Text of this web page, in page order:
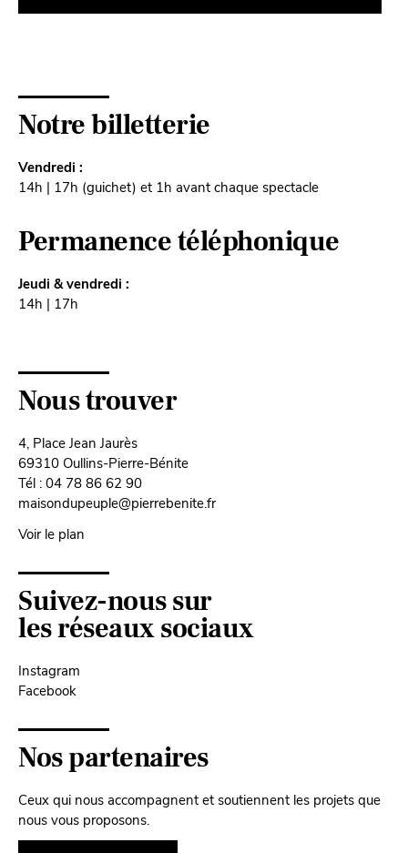
Notre billetterie
Vendredi :
14h | 17h (guichet) et 1h avant chaque spectacle
Permanence téléphonique
Jeudi & vendredi :
14h | 17h
Nous trouver
4, Place Jean Jaurès
69310 Oullins-Pierre-Bénite
Tél : 04 78 86 62 90
maisondupeuple@pierrebenite.fr
Voir le plan
Suivez-nous sur
les réseaux sociaux
Instagram
Facebook
Nos partenaires
Ceux qui nous accompagnent et soutiennent les projets que
nous vous proposons.